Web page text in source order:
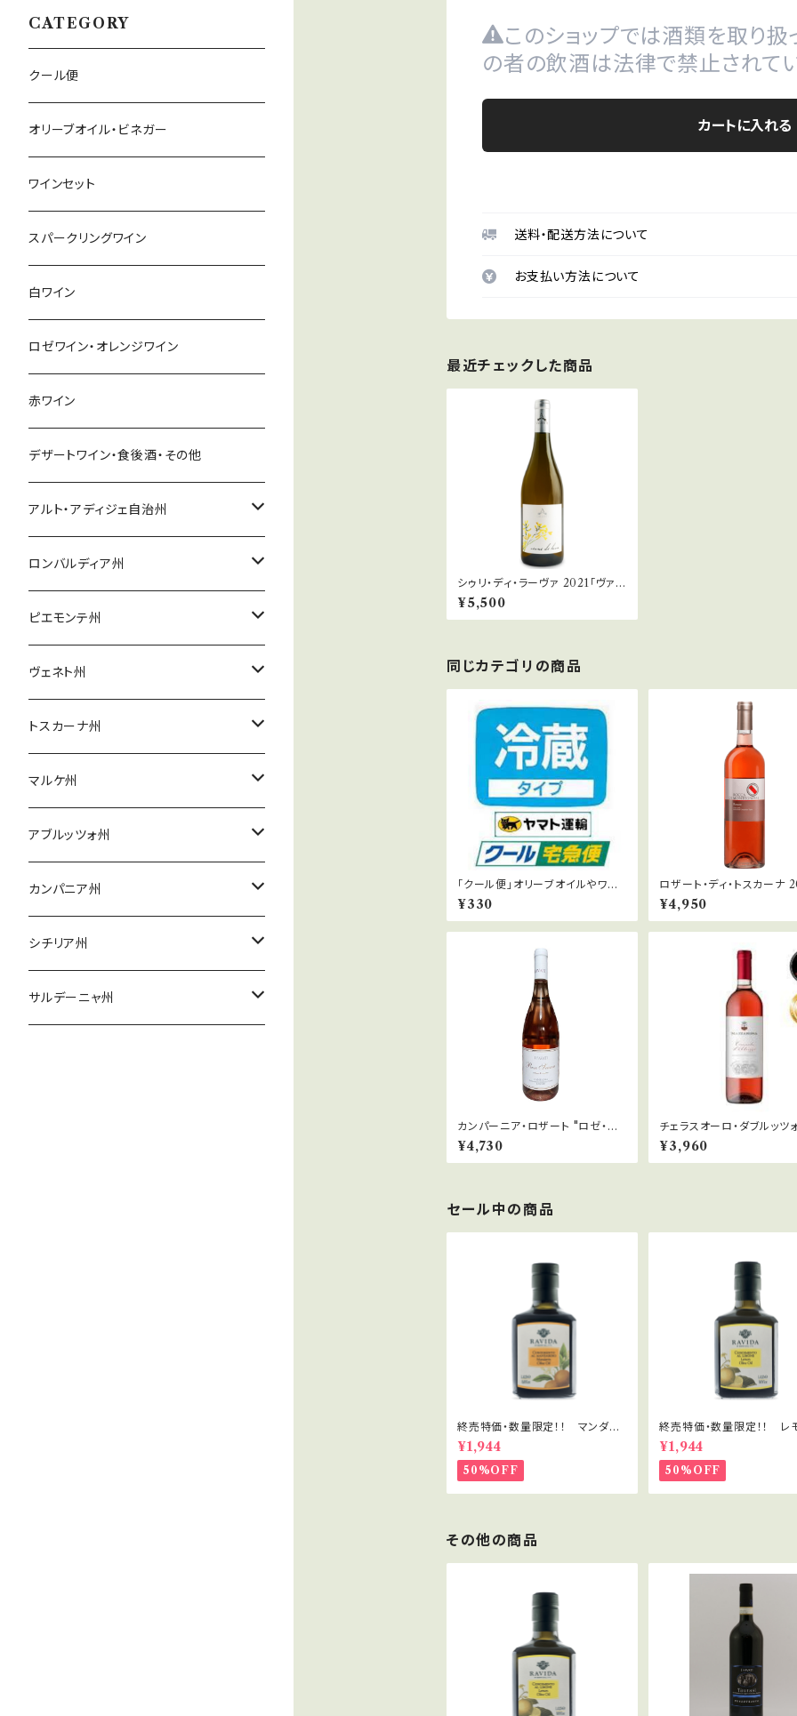
このショップでは酒類を取り扱
の者の飲酒は法律で禁止されてい
カートに入れる
送料・配送方法について
お支払い方法について
最近チェックした商品
シゥリ・ディ・ラーヴァ 2021「ヴァレ
ンティ」
¥5,500
同じカテゴリの商品
「クール便」オリーブオイルやワイ
ンを夏期にご注文の方はクール便
をおすすめします。
¥330
ロザート・ディ・トスカーナ 2024
「ロッカ・ディ・モンテグロッ
¥4,950
カンパーニア・ロザート "ロゼ・シ
ーズン" 2022「イ・ファヴァーティ」
¥4,730
チェラスオーロ・ダブルッツ
ペリオーレ 2024「マッツァ
ザ」
¥3,960
セール中の商品
終売特価・数量限定！！ マンダリ
ン・オリーブオイル 250ml「ラヴィ
ダ」
¥1,944
50%OFF
終売特価・数量限定！！ レ
リーブオイル 250ml「ラヴィ
¥1,944
50%OFF
その他の商品
CATEGORY
クール便
オリーブオイル・ビネガー
ワインセット
スパークリングワイン
白ワイン
ロゼワイン・オレンジワイン
赤ワイン
デザートワイン・食後酒・その他
アルト・アディジェ自治州
ナルス・マルグライド
ロンバルディア州
サンタ・ルチーア
ピエモンテ州
ミケーレ・レヴェルディート
ロンキ
ヴェネト州
スパニョール
トスカーナ州
コッレ・べレート
ロッカ・ディ・モンテグロッシ
リドルフィ
ティエッツィ
フラッシネート
マルケ州
ウゴリーノ
アブルッツォ州
マッツァローザ
カンパニア州
イ・ファヴァーティ
ニフォ・サッラポキエッロ
シチリア州
ヴァレンティ
サルデーニャ州